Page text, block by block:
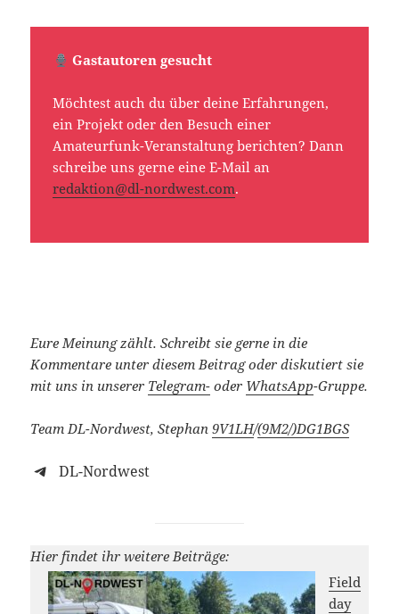
Gastautoren gesucht
Möchtest auch du über deine Erfahrungen,
ein Projekt oder den Besuch einer
Amateurfunk-Veranstaltung berichten? Dann
schreibe uns gerne eine E-Mail an
redaktion@dl-nordwest.com.
Eure Meinung zählt. Schreibt sie gerne in die
Kommentare unter diesem Beitrag oder diskutiert sie
mit uns in unserer Telegram- oder WhatsApp-Gruppe.
Team DL-Nordwest, Stephan9V1LH/(9M2/)DG1BGS
DL-Nordwest
Hier findet ihr weitere Beiträge:
Field
day